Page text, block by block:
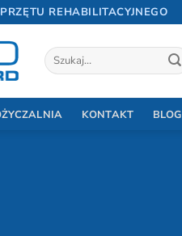
REHABILITACYJNEGO
Szukaj:
KONTAKT BLOG